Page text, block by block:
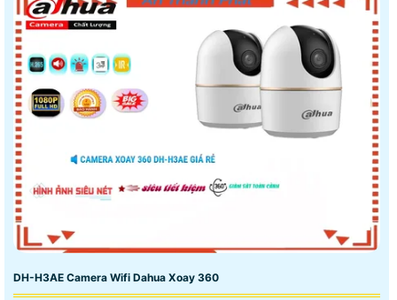
DH-H3AE Camera Wifi Dahua Xoay 360